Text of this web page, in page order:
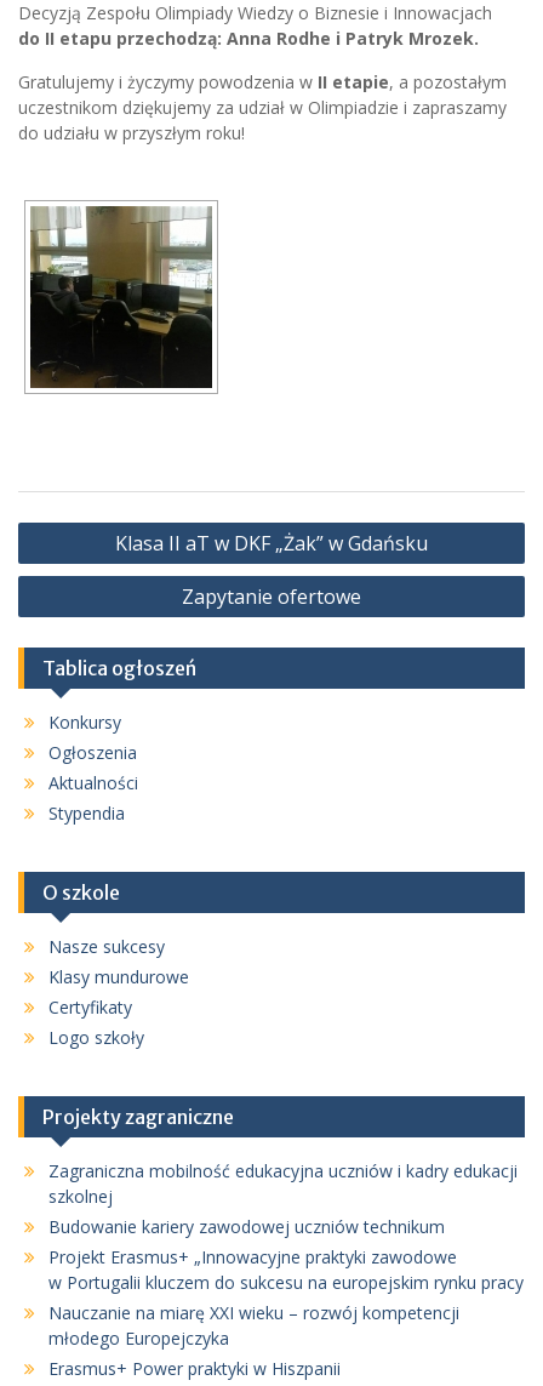
Decyzją Zespołu Olimpiady Wiedzy o Biznesie i Innowacjach
do II etapu przechodzą: Anna Rodhe i Patryk Mrozek.
Gratulujemy i życzymy powodzenia w II etapie, a pozostałym
uczestnikom dziękujemy za udział w Olimpiadzie i zapraszamy
do udziału w przyszłym roku!
Nawigacja
wpisu
Klasa II aT w DKF „Żak” w Gdańsku
Zapytanie ofertowe
Tablica ogłoszeń
Konkursy
Ogłoszenia
Aktualności
Stypendia
O szkole
Nasze sukcesy
Klasy mundurowe
Certyfikaty
Logo szkoły
Projekty zagraniczne
Zagraniczna mobilność edukacyjna uczniów i kadry edukacji
szkolnej
Budowanie kariery zawodowej uczniów technikum
Projekt Erasmus+ „Innowacyjne praktyki zawodowe
w Portugalii kluczem do sukcesu na europejskim rynku pracy
Nauczanie na miarę XXI wieku – rozwój kompetencji
młodego Europejczyka
Erasmus+ Power praktyki w Hiszpanii